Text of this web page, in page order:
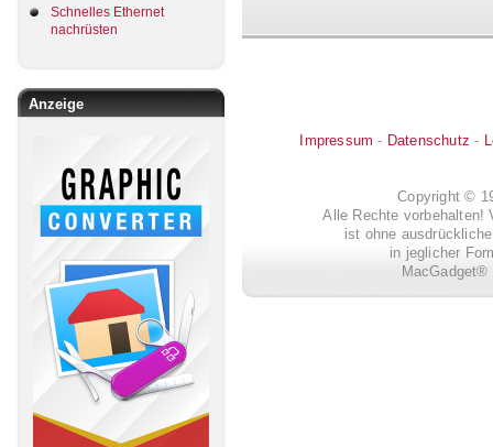
Schnelles Ethernet
nachrüsten
Anzeige
Impressum - Datenschutz -
Copyright ©
Alle Rechte vorbehalten!
ist ohne
in jeglicher
MacGadget®